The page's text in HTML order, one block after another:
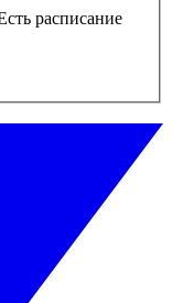
расписание